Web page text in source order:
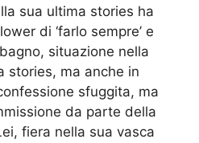
sua ultima stories ha
di ‘farlo sempre’ e
situazione nella
stories, ma anche in
sfuggita, ma
da parte della
fiera nella sua vasca